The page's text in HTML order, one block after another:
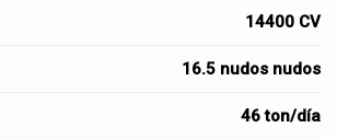
14400 CV
16.5 nudos nudos
46 ton/día